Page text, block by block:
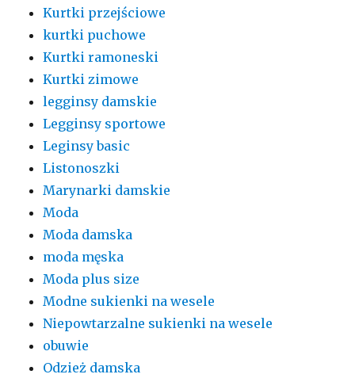
Kurtki przejściowe
kurtki puchowe
Kurtki ramoneski
Kurtki zimowe
legginsy damskie
Legginsy sportowe
Leginsy basic
Listonoszki
Marynarki damskie
Moda
Moda damska
moda męska
Moda plus size
Modne sukienki na wesele
Niepowtarzalne sukienki na wesele
obuwie
Odzież damska